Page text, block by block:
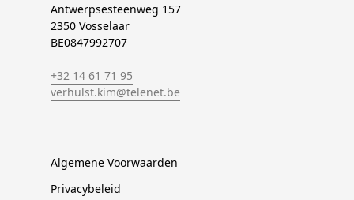
Antwerpsesteenweg 157
2350 Vosselaar
BE0847992707
+32 14 61 71 95
verhulst.kim@telenet.be
Algemene Voorwaarden
Privacybeleid